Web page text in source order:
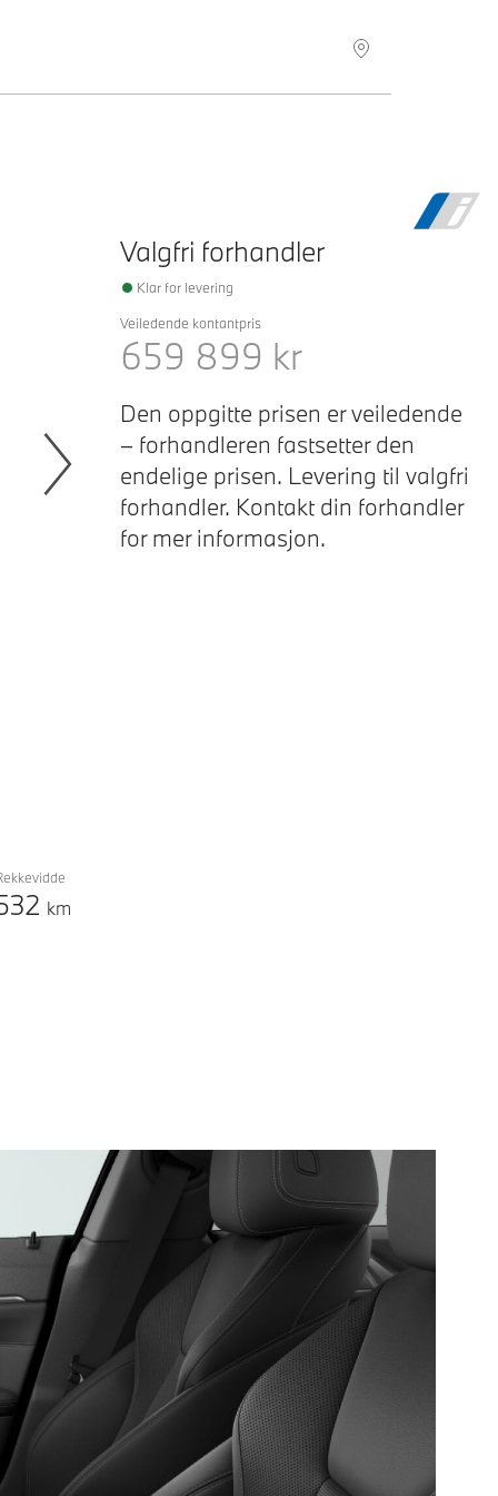
Valgfri forhandler
Klar for levering
Veiledende kontantpris
659 899 kr
Den oppgitte prisen er veiledende
– forhandleren fastsetter den
endelige prisen. Levering til valgfri
forhandler. Kontakt din forhandler
for mer informasjon.
km